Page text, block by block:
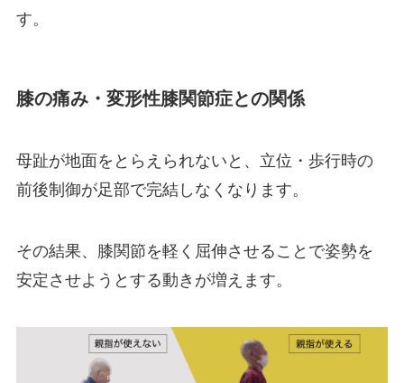
す。
膝の痛み・変形性膝関節症との関係
母趾が地面をとらえられないと、立位・歩行時の
前後制御が足部で完結しなくなります。
その結果、膝関節を軽く屈伸させることで姿勢を
安定させようとする動きが増えます。